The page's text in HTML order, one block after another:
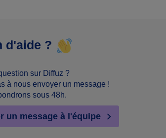
d'aide ?
sur Diffuz ?
à nous envoyer un message !
sous 48h.
un message à l'équipe